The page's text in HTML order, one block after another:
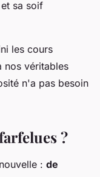
sa soif
les cours
nos véritables
n'a pas besoin
?
: de